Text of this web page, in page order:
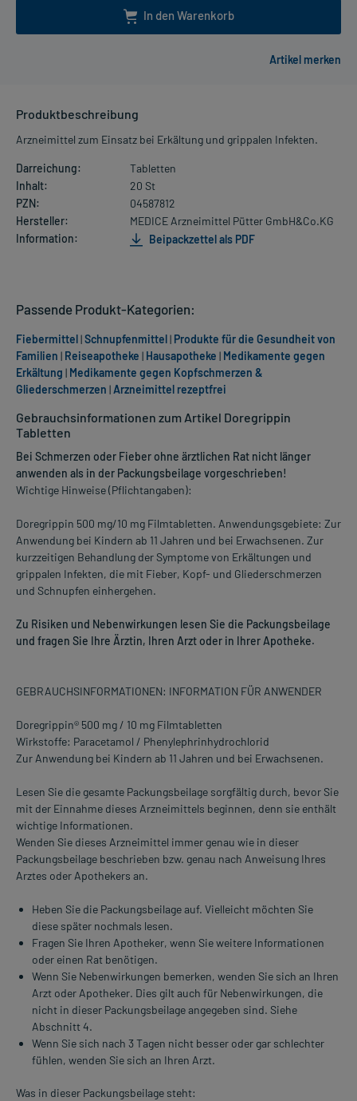
In den Warenkorb
Produktbeschreibung
Arzneimittel zum Einsatz bei Erkältung und grippalen Infekten.
Darreichung:
Tabletten
Inhalt:
20 St
PZN:
04587812
Hersteller:
MEDICE Arzneimittel Pütter GmbH&Co.KG
Information:
Beipackzettel als PDF
Gebrauchsinformationen zum Artikel Doregrippin
Tabletten
Bei Schmerzen oder Fieber ohne ärztlichen Rat nicht länger
anwenden als in der Packungsbeilage vorgeschrieben!
Wichtige Hinweise (Pflichtangaben):
Doregrippin 500 mg/10 mg Filmtabletten. Anwendungsgebiete: Zur
Anwendung bei Kindern ab 11 Jahren und bei Erwachsenen. Zur
kurzzeitigen Behandlung der Symptome von Erkältungen und
grippalen Infekten, die mit Fieber, Kopf- und Gliederschmerzen
und Schnupfen einhergehen.
Zu Risiken und Nebenwirkungen lesen Sie die Packungsbeilage
und fragen Sie Ihre Ärztin, Ihren Arzt oder in Ihrer Apotheke.
GEBRAUCHSINFORMATIONEN: INFORMATION FÜR ANWENDER
Doregrippin® 500 mg / 10 mg Filmtabletten
Wirkstoffe: Paracetamol / Phenylephrinhydrochlorid
Zur Anwendung bei Kindern ab 11 Jahren und bei Erwachsenen.
Lesen Sie die gesamte Packungsbeilage sorgfältig durch, bevor Sie
mit der Einnahme dieses Arzneimittels beginnen, denn sie enthält
wichtige Informationen.
Wenden Sie dieses Arzneimittel immer genau wie in dieser
Packungsbeilage beschrieben bzw. genau nach Anweisung Ihres
Arztes oder Apothekers an.
Heben Sie die Packungsbeilage auf. Vielleicht möchten Sie
diese später nochmals lesen.
Fragen Sie Ihren Apotheker, wenn Sie weitere Informationen
oder einen Rat benötigen.
Wenn Sie Nebenwirkungen bemerken, wenden Sie sich an Ihren
Arzt oder Apotheker. Dies gilt auch für Nebenwirkungen, die
nicht in dieser Packungsbeilage angegeben sind. Siehe
Abschnitt 4.
Wenn Sie sich nach 3 Tagen nicht besser oder gar schlechter
fühlen, wenden Sie sich an Ihren Arzt.
Was in dieser Packungsbeilage steht:
Passende Produkt-Kategorien:
Fiebermittel|Schnupfenmittel| Produkte für die Gesundheit von
Familien | Reiseapotheke | Hausapotheke | Medikamente gegen
Erkältung | Medikamente gegen Kopfschmerzen &
Gliederschmerzen |Arzneimittel rezeptfrei